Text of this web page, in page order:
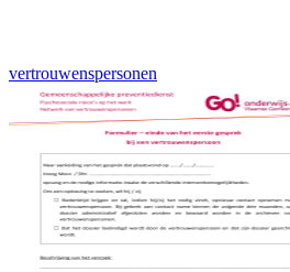
vertrouwenspersonen